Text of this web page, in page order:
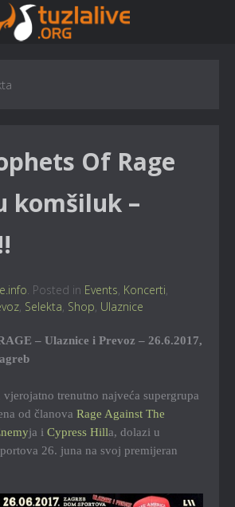
Of Rage
komšiluk –
. Posted in Events, Koncerti,
, Selekta, Shop, Ulaznice
– Ulaznice i Prevoz – 26.6.2017,
vjerojatno trenutno najveća supergrupa
od članova Rage Against The
ja i Cypress Hilla, dolazi u
26. juna na svoj premijeran